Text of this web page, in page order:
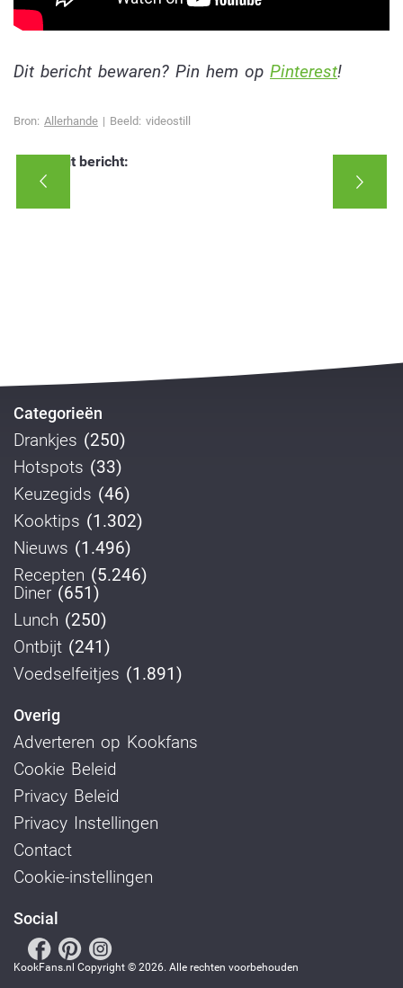
Dit bericht bewaren? Pin hem op Pinterest!
Bron: Allerhande | Beeld: videostill
Deel dit bericht:
Categorieën
Drankjes (250)
Hotspots (33)
Keuzegids (46)
Kooktips (1.302)
Nieuws (1.496)
Recepten (5.246)
Diner (651)
Lunch (250)
Ontbijt (241)
Voedselfeitjes (1.891)
Overig
Adverteren op Kookfans
Cookie Beleid
Privacy Beleid
Privacy Instellingen
Contact
Cookie-instellingen
Social
KookFans.nl Copyright © 2026. Alle rechten voorbehouden